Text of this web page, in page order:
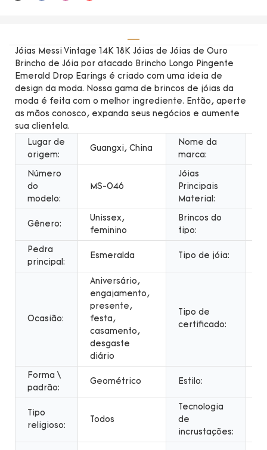
Jóias Messi Vintage 14K 18K Jóias de Jóias de Ouro
Brincho de Jóia por atacado Brincho Longo Pingente
Emerald Drop Earings é criado com uma ideia de
design da moda. Nossa gama de brincos de jóias da
moda é feita com o melhor ingrediente. Então, aperte
as mãos conosco, expanda seus negócios e aumente
sua clientela.
Lugar de
origem:
Guangxi, China
Nome da
marca:
Número
do
modelo:
MS-046
Jóias
Principais
Material:
Gênero:
Unissex,
feminino
Brincos do
tipo:
Pedra
principal:
Esmeralda Tipo de jóia:
Ocasião:
Aniversário,
engajamento,
presente,
festa,
casamento,
desgaste
diário
Tipo de
certificado:
Forma \
padrão:
Geométrico Estilo:
Tipo
religioso:
Todos
Tecnologia
de
incrustações: